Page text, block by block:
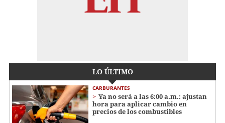
LO ÚLTIMO
CARBURANTES
Ya no será a las 6:00 a.m.: ajustan
hora para aplicar cambio en
precios de los combustibles